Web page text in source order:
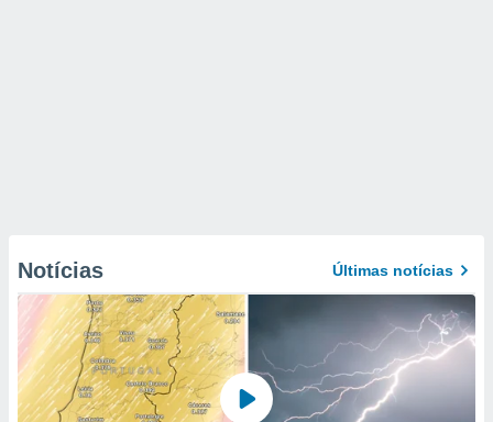
Notícias Últimas notícias